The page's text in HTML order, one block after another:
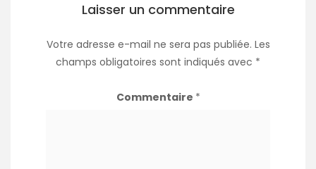
Laisser un commentaire
Votre adresse e-mail ne sera pas publiée. Les
champs obligatoires sont indiqués avec *
Commentaire *